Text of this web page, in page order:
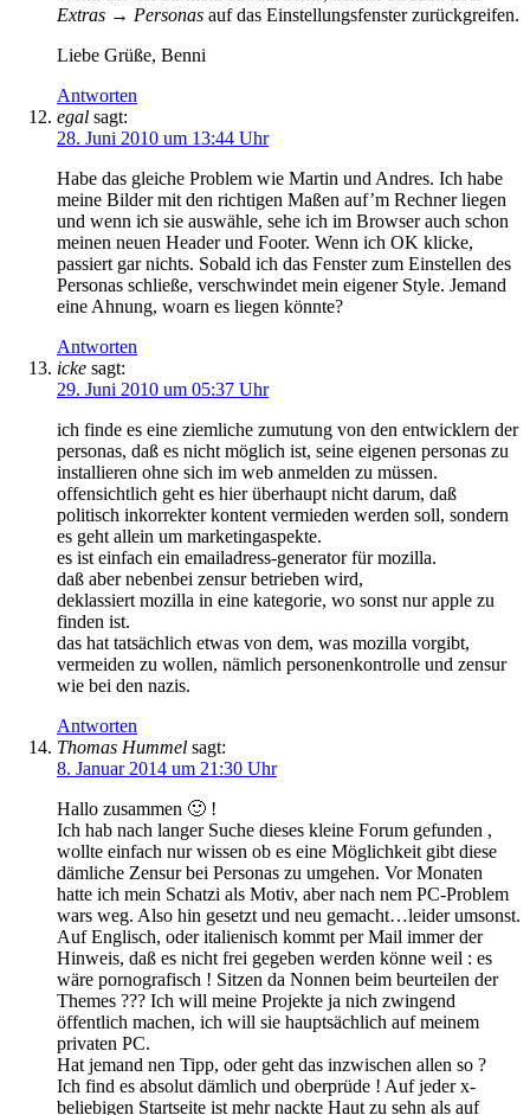
Extras → Personas auf das Einstellungsfenster zurückgreifen.
Liebe Grüße, Benni
Antworten
egal sagt:
28. Juni 2010 um 13:44 Uhr
Habe das gleiche Problem wie Martin und Andres. Ich habe
meine Bilder mit den richtigen Maßen auf’m Rechner liegen
und wenn ich sie auswähle, sehe ich im Browser auch schon
meinen neuen Header und Footer. Wenn ich OK klicke,
passiert gar nichts. Sobald ich das Fenster zum Einstellen des
Personas schließe, verschwindet mein eigener Style. Jemand
eine Ahnung, woarn es liegen könnte?
Antworten
icke sagt:
29. Juni 2010 um 05:37 Uhr
ich finde es eine ziemliche zumutung von den entwicklern der
personas, daß es nicht möglich ist, seine eigenen personas zu
installieren ohne sich im web anmelden zu müssen.
offensichtlich geht es hier überhaupt nicht darum, daß
politisch inkorrekter kontent vermieden werden soll, sondern
es geht allein um marketingaspekte.
es ist einfach ein emailadress-generator für mozilla.
daß aber nebenbei zensur betrieben wird,
deklassiert mozilla in eine kategorie, wo sonst nur apple zu
finden ist.
das hat tatsächlich etwas von dem, was mozilla vorgibt,
vermeiden zu wollen, nämlich personenkontrolle und zensur
wie bei den nazis.
Antworten
Thomas Hummel sagt:
8. Januar 2014 um 21:30 Uhr
Hallo zusammen 🙂 !
Ich hab nach langer Suche dieses kleine Forum gefunden ,
wollte einfach nur wissen ob es eine Möglichkeit gibt diese
dämliche Zensur bei Personas zu umgehen. Vor Monaten
hatte ich mein Schatzi als Motiv, aber nach nem PC-Problem
wars weg. Also hin gesetzt und neu gemacht…leider umsonst.
Auf Englisch, oder italienisch kommt per Mail immer der
Hinweis, daß es nicht frei gegeben werden könne weil : es
wäre pornografisch ! Sitzen da Nonnen beim beurteilen der
Themes ??? Ich will meine Projekte ja nich zwingend
öffentlich machen, ich will sie hauptsächlich auf meinem
privaten PC.
Hat jemand nen Tipp, oder geht das inzwischen allen so ?
Ich find es absolut dämlich und oberprüde ! Auf jeder x-
beliebigen Startseite ist mehr nackte Haut zu sehn als auf